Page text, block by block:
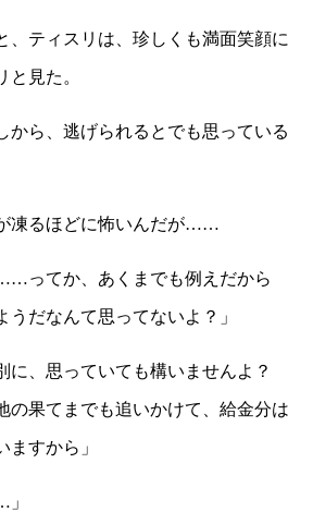
、ティスリは、珍しくも満面笑顔に
と見た。
から、逃げられるとでも思っている
凍るほどに怖いんだが……
ってか、あくまでも例えだから
だなんて思ってないよ？」
に、思っていても構いませんよ？
の果てまでも追いかけて、給金分は
ますから」